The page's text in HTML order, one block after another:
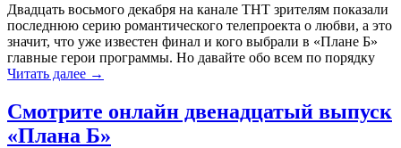
Двадцать восьмого декабря на канале ТНТ зрителям показали
последнюю серию романтического телепроекта о любви, а это
значит, что уже известен финал и кого выбрали в «Плане Б»
главные герои программы. Но давайте обо всем по порядку
Читать далее →
Смотрите онлайн двенадцатый выпуск
«Плана Б»